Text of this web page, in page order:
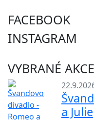
FACEBOOK
INSTAGRAM
VYBRANÉ AKCE
a Julie